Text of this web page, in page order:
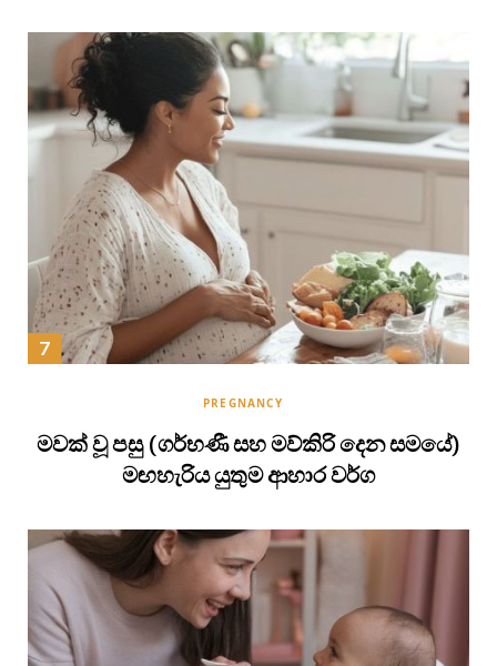
PREGNANCY
මවක් වූ පසු (ගර්භණී සහ මව්කිරි දෙන සමයේ)
මඟහැරිය යුතුම ආහාර වර්ග